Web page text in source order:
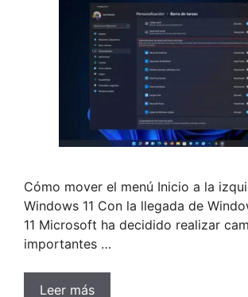
Cómo mover el menú Inicio a la
Windows 11 Con la llegada de
11 Microsoft ha decidido realizar
importantes …
Leer más